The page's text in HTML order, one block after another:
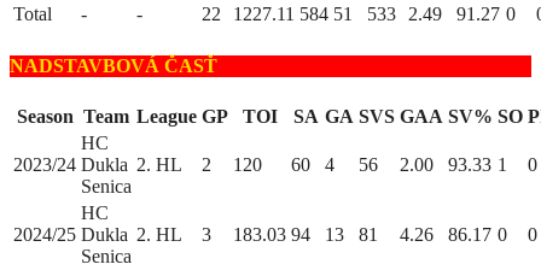
Total - - 22 1227.11 584 51 533 2.49 91.27 0
NADSTAVBOVÁ ČASŤ
Season Team League GP TOI SA GA SVS GAA SV% SO
2023/24
HC
Dukla
Senica
2. HL 2 120 60 4 56 2.00 93.33 1 0
2024/25
HC
Dukla
Senica
2. HL 3 183.03 94 13 81 4.26 86.17 0 0